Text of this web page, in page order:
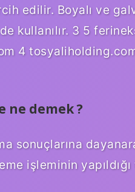
edilir. Boyalı ve
kullanılır. 3 5
4
ne demek ?
sonuçlarına
işleminin